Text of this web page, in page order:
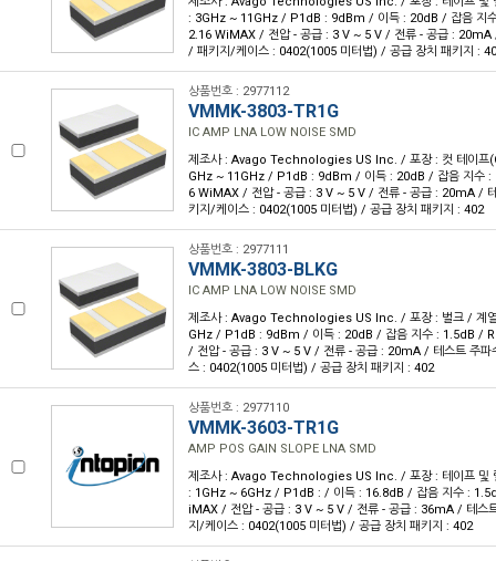
: 3GHz ~ 11GHz / P1dB : 9dBm / 이득 : 20dB / 잡음 지
2.16 WiMAX / 전압 - 공급 : 3 V ~ 5 V / 전류 - 공급 : 20mA
/ 패키지/케이스 : 0402(1005 미터법) / 공급 장치 패키지 :
상품번호 : 2977112
VMMK-3803-TR1G
IC AMP LNA LOW NOISE SMD
제조사 : Avago Technologies US Inc. / 포장 : 컷 테이프
GHz ~ 11GHz / P1dB : 9dBm / 이득 : 20dB / 잡음 지수 :
6 WiMAX / 전압 - 공급 : 3 V ~ 5 V / 전류 - 공급 : 20mA /
키지/케이스 : 0402(1005 미터법) / 공급 장치 패키지 : 402
상품번호 : 2977111
VMMK-3803-BLKG
IC AMP LNA LOW NOISE SMD
제조사 : Avago Technologies US Inc. / 포장 : 벌크 / 계
GHz / P1dB : 9dBm / 이득 : 20dB / 잡음 지수 : 1.5dB /
/ 전압 - 공급 : 3 V ~ 5 V / 전류 - 공급 : 20mA / 테스트 주
스 : 0402(1005 미터법) / 공급 장치 패키지 : 402
상품번호 : 2977110
VMMK-3603-TR1G
AMP POS GAIN SLOPE LNA SMD
제조사 : Avago Technologies US Inc. / 포장 : 테이프 및
: 1GHz ~ 6GHz / P1dB : / 이득 : 16.8dB / 잡음 지수 :
iMAX / 전압 - 공급 : 3 V ~ 5 V / 전류 - 공급 : 36mA / 테스
지/케이스 : 0402(1005 미터법) / 공급 장치 패키지 : 402